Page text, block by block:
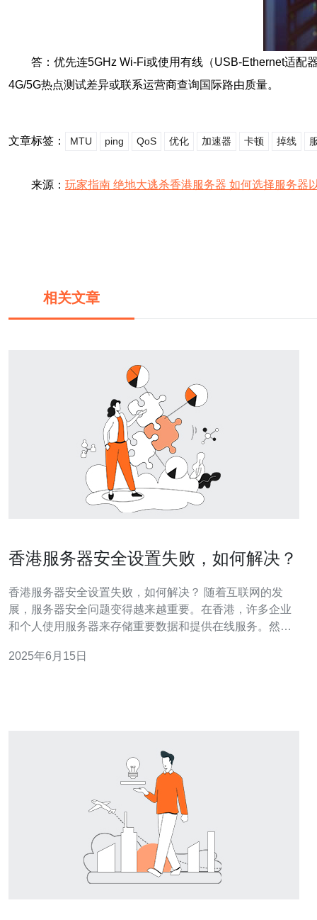
答：优先连5GHz Wi‑Fi或使用有线（USB‑Ethernet适
4G/5G热点测试差异或联系运营商查询国际路由质量。
文章标签： MTU ping QoS 优化 加速器 卡顿 掉线
来源： 玩家指南 绝地大逃杀香港服务器 如何选择服务器
相关文章
香港服务器安全设置失败，如何解决？
香港服务器安全设置失败，如何解决？ 随着互联网的发
展，服务器安全问题变得越来越重要。在香港，许多企业
和个人使用服务器来存储重要数据和提供在线服务。然
黑客攻击和其他安全问题。本文将介绍一些常见的服务器
2025年6月15日